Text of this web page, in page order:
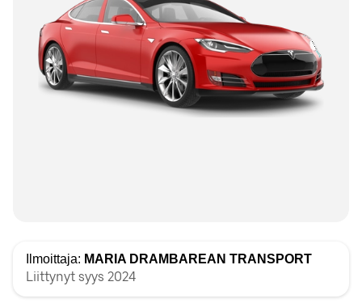
Ilmoittaja: MARIA DRAMBAREAN TRANSPORT
Liittynyt syys 2024